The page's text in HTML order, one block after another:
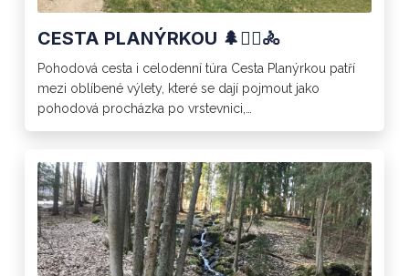
CESTA PLANÝRKOU 🌲🚶‍♂️🚴
Pohodová cesta i celodenní túra Cesta Planýrkou patří
mezi oblíbené výlety, které se dají pojmout jako
pohodová procházka po vrstevnici,…